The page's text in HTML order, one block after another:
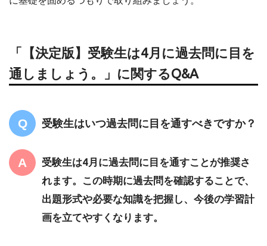
「【決定版】受験生は4月に過去問に目を
通しましょう。」に関するQ&A
受験生はいつ過去問に目を通すべきですか？
受験生は4月に過去問に目を通すことが推奨さ
れます。この時期に過去問を確認することで、
出題形式や必要な知識を把握し、今後の学習計
画を立てやすくなります。